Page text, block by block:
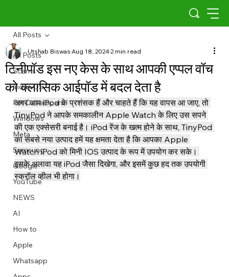
All Posts
Scams
Indus OS
For Developers
Windows
Meta
Samsung
Google
YouTube
NEWS
AI
How to
Apple
Whatsapp
All Posts
टिनीपॉड इस नए केस के साथ आपकी एप्पल वॉच
को क्लासिक आईपॉड में बदल देता है
Utshab BiswasAug 18, 20242 min read
अगर आप iPod के प्रशंसक हैं और चाहते हैं कि यह वापस आ जाए, तो
TinyPod ने आपके समकालीन Apple Watch के लिए उस सपने
की एक एक्सेसरी बनाई है। iPod रेंज के खत्म होने के साथ, TinyPod
का सबसे नया उत्पाद हमें यह क्षमता देता है कि आपका Apple
Watch iPod को मिनी IOS उत्पाद के रूप में उपयोग कर सके।
इसके अलावा यह iPod जैसा दिखेगा, और इसमें कुछ हद तक उपयोगी
स्क्रॉल व्हील भी होगा।